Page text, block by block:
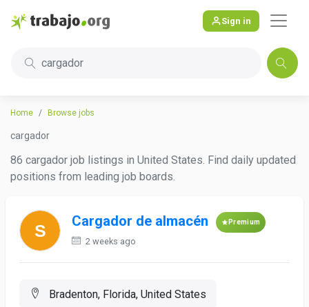
Sign in
cargador
Home Browse jobs
cargador
86 cargador job listings in United States. Find daily updated
positions from leading job boards.
Cargador de almacén Premium
2 weeks ago
Bradenton, Florida, United States